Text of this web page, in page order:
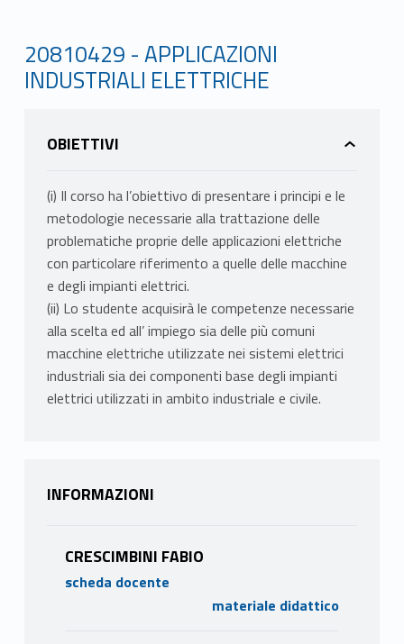
20810429 - APPLICAZIONI
INDUSTRIALI ELETTRICHE
OBIETTIVI
(i) Il corso ha l’obiettivo di presentare i principi e le
metodologie necessarie alla trattazione delle
problematiche proprie delle applicazioni elettriche
con particolare riferimento a quelle delle macchine
e degli impianti elettrici.
(ii) Lo studente acquisirà le competenze necessarie
alla scelta ed all’ impiego sia delle più comuni
macchine elettriche utilizzate nei sistemi elettrici
industriali sia dei componenti base degli impianti
elettrici utilizzati in ambito industriale e civile.
INFORMAZIONI
CRESCIMBINI FABIO
scheda docente
materiale didattico